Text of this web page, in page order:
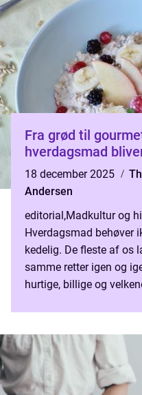
Fra grød til
hverdagsmad
18 december 2025
Andersen
editorial,Madkultur og
Hverdagsmad behøver
kedelig. De fleste af os
samme retter igen og
hurtige, billige og